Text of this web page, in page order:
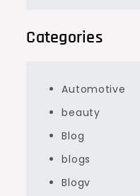
Categories
Automotive
beauty
Blog
blogs
Blogv